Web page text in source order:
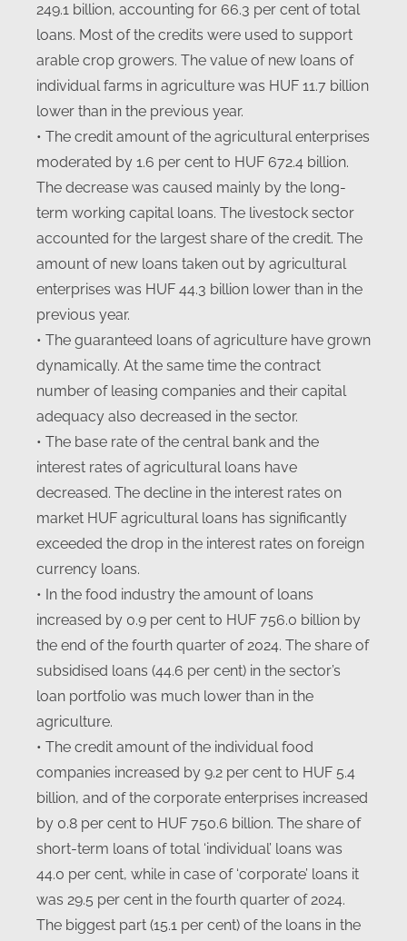
249.1 billion, accounting for 66.3 per cent of total
loans. Most of the credits were used to support
arable crop growers. The value of new loans of
individual farms in agriculture was HUF 11.7 billion
lower than in the previous year.
• The credit amount of the agricultural enterprises
moderated by 1.6 per cent to HUF 672.4 billion.
The decrease was caused mainly by the long-
term working capital loans. The livestock sector
accounted for the largest share of the credit. The
amount of new loans taken out by agricultural
enterprises was HUF 44.3 billion lower than in the
previous year.
• The guaranteed loans of agriculture have grown
dynamically. At the same time the contract
number of leasing companies and their capital
adequacy also decreased in the sector.
• The base rate of the central bank and the
interest rates of agricultural loans have
decreased. The decline in the interest rates on
market HUF agricultural loans has significantly
exceeded the drop in the interest rates on foreign
currency loans.
• In the food industry the amount of loans
increased by 0.9 per cent to HUF 756.0 billion by
the end of the fourth quarter of 2024. The share of
subsidised loans (44.6 per cent) in the sector’s
loan portfolio was much lower than in the
agriculture.
• The credit amount of the individual food
companies increased by 9.2 per cent to HUF 5.4
billion, and of the corporate enterprises increased
by 0.8 per cent to HUF 750.6 billion. The share of
short-term loans of total ‘individual’ loans was
44.0 per cent, while in case of ‘corporate’ loans it
was 29.5 per cent in the fourth quarter of 2024.
The biggest part (15.1 per cent) of the loans in the